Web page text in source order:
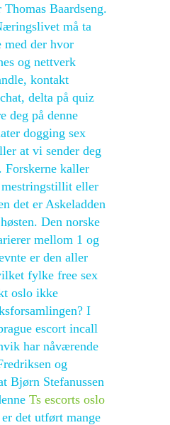
Baardseng.
må ta
der hvor
og nettverk
kontakt
delta på quiz
deg på denne
dogging sex
at vi sender deg
Forskerne kaller
mestringstillit eller
det er Askeladden
Den norske
mellom 1 og
er den aller
fylke free sex
oslo ikke
I
escort incall
har nåværende
og
Bjørn Stefanussen
Ts escorts oslo
er det utført mange